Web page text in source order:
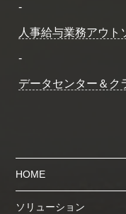
-
人事給与業務アウト
-
データセンター＆ク
HOME
ソリューション